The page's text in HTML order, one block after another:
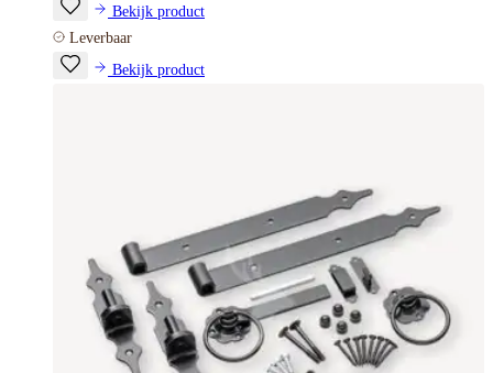
Bekijk product
Leverbaar
Bekijk product